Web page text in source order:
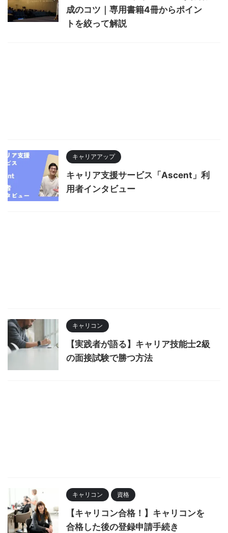
成のコツ｜専用書籍4冊からポイン
トを絞って解説
キャリアアップ
キャリア支援サービス「Ascent」利
用者インタビュー
キャリコン
【実践者が語る】キャリア技能士2級
の面接試験で勝つ方法
キャリコン 資格
【キャリコン合格！】キャリコンを
合格した後の登録申請手続き